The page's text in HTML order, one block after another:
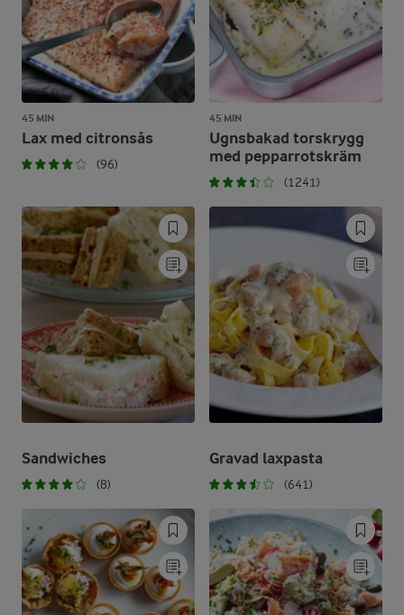
45 MIN
Lax med citronsås
(96)
45 MIN
Ugnsbakad torskrygg
med pepparrotskräm
(1241)
Sandwiches
(8)
Gravad laxpasta
(641)